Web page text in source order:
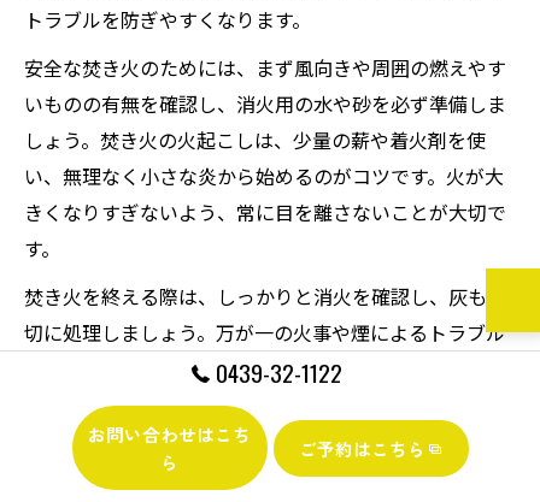
トラブルを防ぎやすくなります。
安全な焚き火のためには、まず風向きや周囲の燃えやす
いものの有無を確認し、消火用の水や砂を必ず準備しま
しょう。焚き火の火起こしは、少量の薪や着火剤を使
い、無理なく小さな炎から始めるのがコツです。火が大
きくなりすぎないよう、常に目を離さないことが大切で
す。
焚き火を終える際は、しっかりと消火を確認し、灰も適
切に処理しましょう。万が一の火事や煙によるトラブル
防止のためにも、キャンプ場のルールやマナーを守るこ
とが重要です。ソロキャンプでは全てを自分で管理する
責任があるため、焚き火の基本と安全対策をしっかり身
につけておきましょう。
0439-32-1122
お問い合わせはこち
ら
ご予約はこちら